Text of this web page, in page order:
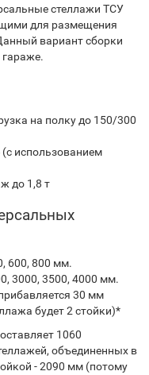
стеллажи ТСУ
для размещения
вариант сборки
гараже.
на полку до 150/300
использованием
до 1,8 т
600, 800 мм.
3000, 3500, 4000 мм.
30 мм
будет 2 стойки)*
1060
объединенных в
- 2090 мм (потому